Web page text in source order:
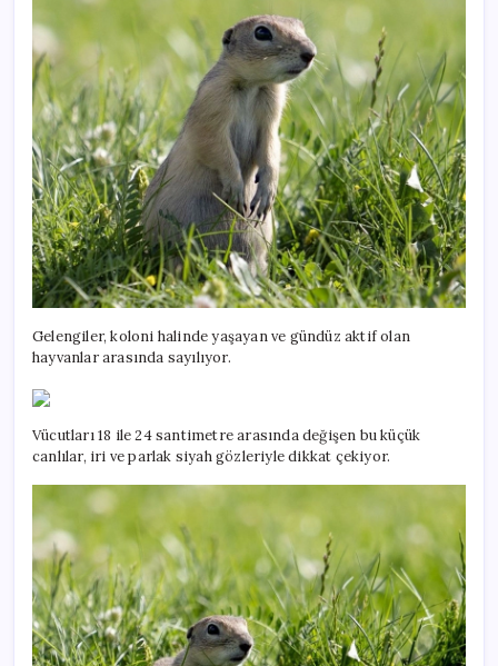
Gelengiler, koloni halinde yaşayan ve gündüz aktif olan
hayvanlar arasında sayılıyor.
Vücutları 18 ile 24 santimetre arasında değişen bu küçük
canlılar, iri ve parlak siyah gözleriyle dikkat çekiyor.